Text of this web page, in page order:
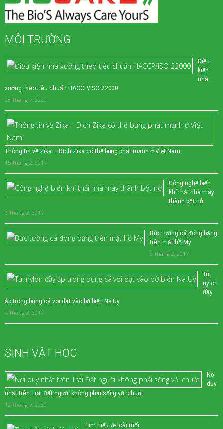
MÔI TRƯỜNG
Điều
kiện
nhà
xưởng theo tiêu chuẩn HACCP/ISO 22000
23 Tháng 7, 2020
Thông tin về Zika – Dịch Zika có thể bùng phát mạnh ở Việt Nam
15 Tháng 2, 2017
Công nghệ biến
khí thải nhà máy
thành bột nở
6 Tháng 2, 2017
Bức tường cá đóng băng
trên mặt hồ Mỹ
6 Tháng 2, 2017
Túi
nylon
đầy
ắp trong bụng cá voi dạt vào bờ biển Na Uy
4 Tháng 2, 2017
SINH VẬT HỌC
Nơi
duy
nhất trên Trái Đất người không phải sống với chuột
12 Tháng 7, 2020
Tìm hiểu về loài mối